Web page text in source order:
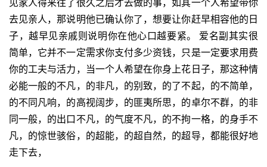
去见亲人，那说明他已确认你了，想要让你赶早相容他的日
子，越早见亲戚则说明你在他心口越要紧。 爱名副其实很
简单，它并不一定需求你支付多少资钱，只是一定要求用费
你的工夫与活力，当一个人希望在你身上花日子，那这种情
必能一般的不凡，的非凡，的别致，的了不起，的不简单，
的不同凡响，的高视阔步，的匪夷所思，的卓尔不群，的非
同一般，的出口不凡，的气度不凡，的不拘一格，的身手不
凡，的惊世骇俗，的超能，的超自然，的超导，都能很好地
走下去，